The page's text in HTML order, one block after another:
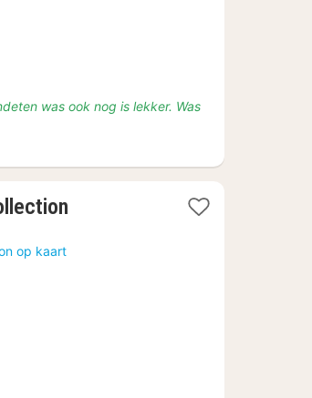
was ook nog is lekker. Was
op kaart